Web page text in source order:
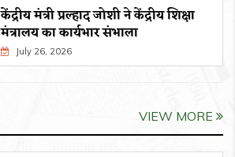
केंद्रीय मंत्री प्रल्हाद जोशी ने केंद्रीय शिक्षा
मंत्रालय का कार्यभार संभाला
July 26, 2026
VIEW MORE